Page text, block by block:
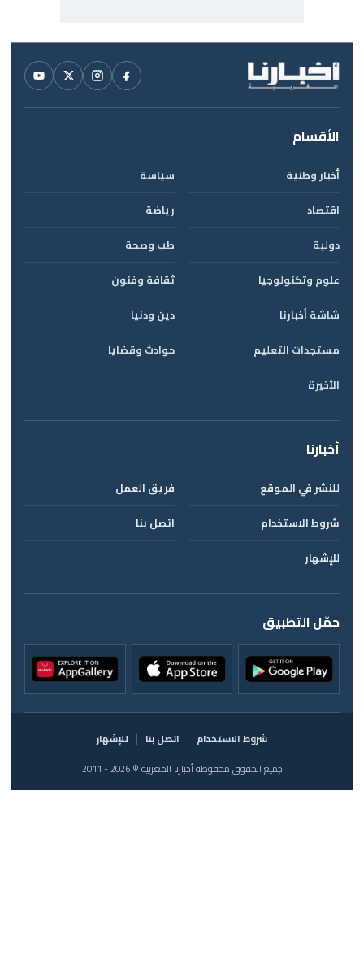
الأقسام
أخبار وطنية
سياسة
اقتصاد
رياضة
دولية
طب وصحة
علوم وتكنولوجيا
ثقافة وفنون
شاشة أخبارنا
دين ودنيا
مستجدات التعليم
حوادث وقضايا
الأخيرة
أخبارنا
للنشر في الموقع
فريق العمل
شروط الاستخدام
اتصل بنا
للإشهار
حمّل التطبيق
شروط الاستخدام اتصل بنا
للإشهار
جميع الحقوق محفوظة أخبارنا المغربية © 2026 - 2011